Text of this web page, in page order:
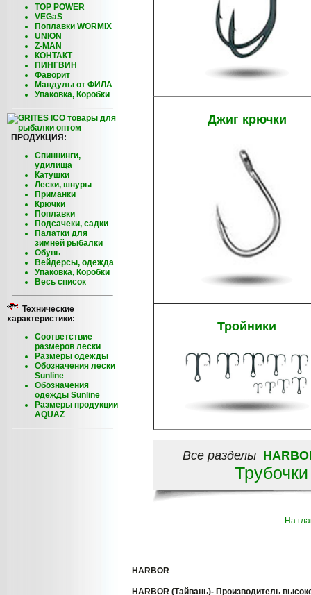
TOP POWER
VEGaS
Поплавки WORMIX
UNION
Z-MAN
КОНТАКТ
ПИНГВИН
Фаворит
Мандулы от ФИЛА
Упаковка, Коробки
ПРОДУКЦИЯ:
Спиннинги,
удилища
Катушки
Лески, шнуры
Приманки
Крючки
Поплавки
Подсачеки, садки
Палатки для
зимней рыбалки
Обувь
Вейдерсы, одежда
Упаковка, Коробки
Весь список
Технические
характеристики:
Соответствие
размеров лески
Размеры одежды
Обозначения лески
Sunline
Обозначения
одежды Sunline
Размеры продукции
AQUAZ
Джиг крючки
Тройники
Все разделы
На
HARBOR
HARBOR (Тайвань)- Производитель